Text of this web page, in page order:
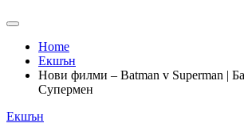
Home
Екшън
Нови филми – Batman v Superman |
Супермен
Екшън